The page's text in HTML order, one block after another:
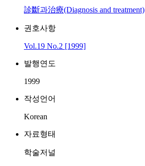
診斷과治療(Diagnosis and treatment)
권호사항
Vol.19 No.2 [1999]
발행연도
1999
작성언어
Korean
자료형태
학술저널